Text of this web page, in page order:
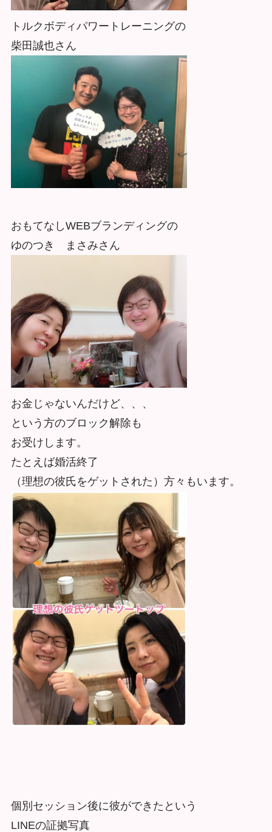
トルクボディパワートレーニングの
柴田誠也さん
おもてなしWEBブランディングの
ゆのつき まさみさん
お金じゃないんだけど、、、
という方のブロック解除も
お受けします。
たとえば婚活終了
（理想の彼氏をゲットされた）方々もいます。
個別セッション後に彼ができたという
LINEの証拠写真